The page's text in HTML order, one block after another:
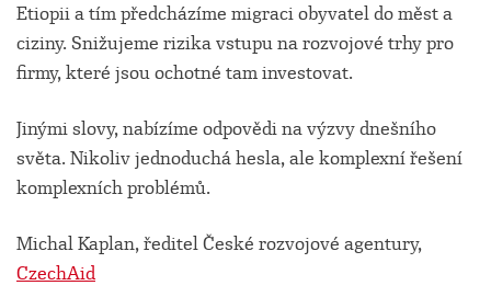
Etiopii a tím předcházíme migraci obyvatel do měst a
ciziny. Snižujeme rizika vstupu na rozvojové trhy pro
firmy, které jsou ochotné tam investovat.
Jinými slovy, nabízíme odpovědi na výzvy dnešního
světa. Nikoliv jednoduchá hesla, ale komplexní řešení
komplexních problémů.
Michal Kaplan, ředitel České rozvojové agentury,
CzechAid